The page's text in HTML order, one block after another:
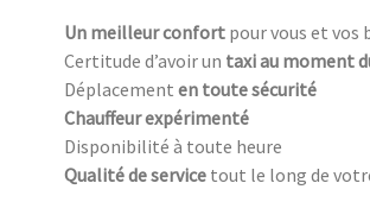
Un meilleur confort pour vous et vos
Certitude d’avoir un taxi au moment
Déplacement en toute sécurité
Chauffeur expérimenté
Disponibilité à toute heure
Qualité de service tout le long de